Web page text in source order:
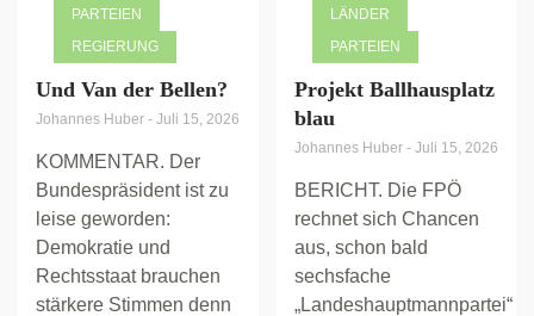
PARTEIEN
REGIERUNG
Und Van der Bellen?
Johannes Huber - Juli 15, 2026
KOMMENTAR. Der
Bundespräsident ist zu
leise geworden:
Demokratie und
Rechtsstaat brauchen
stärkere Stimmen denn
LÄNDER
PARTEIEN
Projekt Ballhausplatz
blau
Johannes Huber - Juli 15, 2026
BERICHT. Die FPÖ
rechnet sich Chancen
aus, schon bald
sechsfache
„Landeshauptmannpartei“